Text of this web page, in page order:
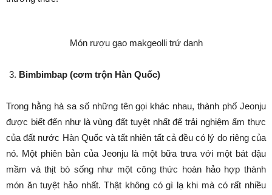
Món rượu gạo makgeolli trứ danh
Bimbimbap (cơm trộn Hàn Quốc)
Trong hằng hà sa số những tên gọi khác nhau, thành phố Jeonju
được biết đến như là vùng đất tuyệt nhất để trải nghiệm ẩm thực
của đất nước Hàn Quốc và tất nhiên tất cả đều có lý do riêng của
nó. Một phiên bản của Jeonju là một bữa trưa với một bát đậu
mầm và thịt bò sống như một công thức hoàn hảo hợp thành
món ăn tuyệt hảo nhất. Thật không có gì lạ khi mà có rất nhiều